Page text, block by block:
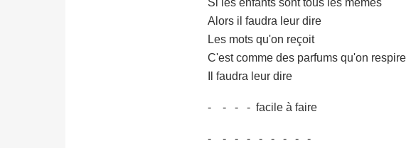
Alors il faudra leur dire
Les mots qu'on reçoit
C'est comme des parfums qu'on respire
Il faudra leur dire
- - - - facile à faire
- - - - - - - - -